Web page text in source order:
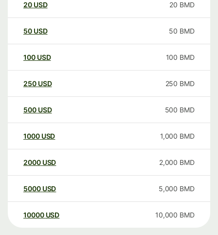
20 USD 20 BMD
50 USD 50 BMD
100 USD 100 BMD
250 USD 250 BMD
500 USD 500 BMD
1000 USD 1,000 BMD
2000 USD 2,000 BMD
5000 USD 5,000 BMD
10000 USD 10,000 BMD